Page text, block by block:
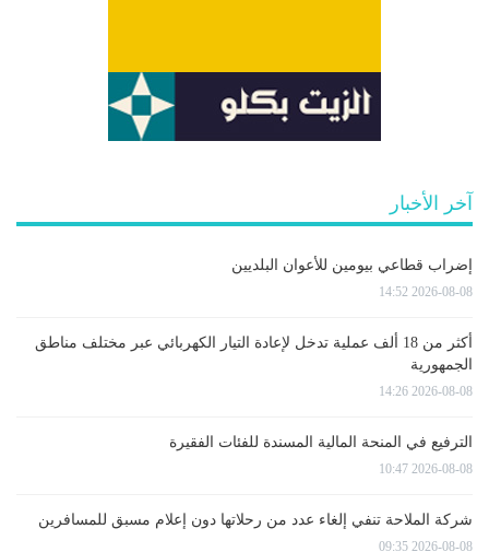
آخر الأخبار
إضراب قطاعي بيومين للأعوان البلديين
2026-08-08 14:52
أكثر من 18 ألف عملية تدخل لإعادة التيار الكهربائي عبر مختلف مناطق
الجمهورية
2026-08-08 14:26
الترفيع في المنحة المالية المسندة للفئات الفقيرة
2026-08-08 10:47
شركة الملاحة تنفي إلغاء عدد من رحلاتها دون إعلام مسبق للمسافرين
2026-08-08 09:35